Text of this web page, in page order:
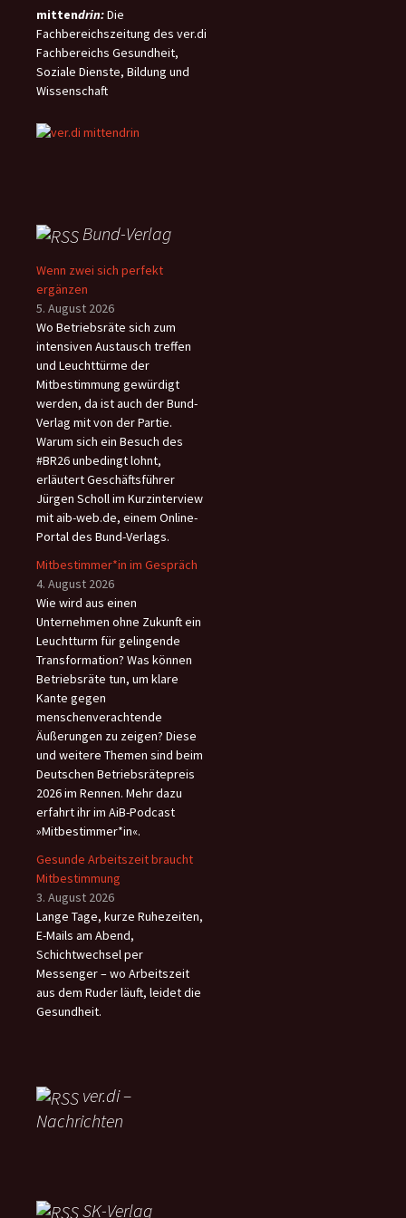
mittendrin:Die
Fachbereichszeitung des ver.di
Fachbereichs Gesundheit,
Soziale Dienste, Bildung und
Wissenschaft
Bund-Verlag
Wenn zwei sich perfekt
ergänzen
5. August 2026
Wo Betriebsräte sich zum
intensiven Austausch treffen
und Leuchttürme der
Mitbestimmung gewürdigt
werden, da ist auch der Bund-
Verlag mit von der Partie.
Warum sich ein Besuch des
#BR26 unbedingt lohnt,
erläutert Geschäftsführer
Jürgen Scholl im Kurzinterview
mit aib-web.de, einem Online-
Portal des Bund-Verlags.
Mitbestimmer*in im Gespräch
4. August 2026
Wie wird aus einen
Unternehmen ohne Zukunft ein
Leuchtturm für gelingende
Transformation? Was können
Betriebsräte tun, um klare
Kante gegen
menschenverachtende
Äußerungen zu zeigen? Diese
und weitere Themen sind beim
Deutschen Betriebsrätepreis
2026 im Rennen. Mehr dazu
erfahrt ihr im AiB-Podcast
»Mitbestimmer*in«.
Gesunde Arbeitszeit braucht
Mitbestimmung
3. August 2026
Lange Tage, kurze Ruhezeiten,
E-Mails am Abend,
Schichtwechsel per
Messenger – wo Arbeitszeit
aus dem Ruder läuft, leidet die
Gesundheit.
ver.di –
Nachrichten
SK-Verlag